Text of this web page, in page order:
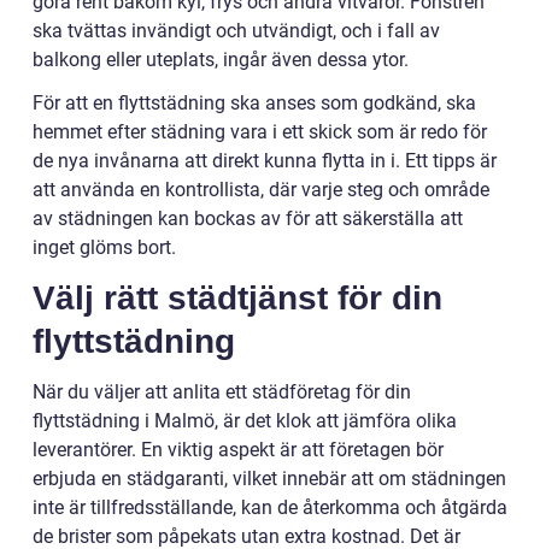
ska tvättas invändigt och utvändigt, och i fall av
balkong eller uteplats, ingår även dessa ytor.
För att en flyttstädning ska anses som godkänd, ska
hemmet efter städning vara i ett skick som är redo för
de nya invånarna att direkt kunna flytta in i. Ett tipps är
att använda en kontrollista, där varje steg och område
av städningen kan bockas av för att säkerställa att
inget glöms bort.
Välj rätt städtjänst för din
flyttstädning
När du väljer att anlita ett städföretag för din
flyttstädning i Malmö, är det klok att jämföra olika
leverantörer. En viktig aspekt är att företagen bör
erbjuda en städgaranti, vilket innebär att om städningen
inte är tillfredsställande, kan de återkomma och åtgärda
de brister som påpekats utan extra kostnad. Det är